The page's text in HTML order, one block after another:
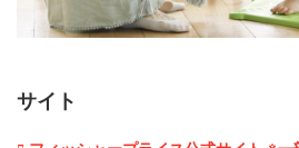
サイト